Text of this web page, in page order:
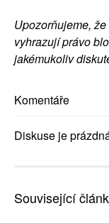
Upozorňujeme,
vyhrazují právo
jakémukoliv
Komentáře
Diskuse je
Související